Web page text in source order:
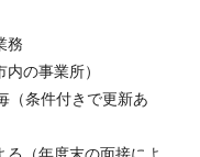
務
の事業所）
（条件付きで更新あ
（年度末の面接によ